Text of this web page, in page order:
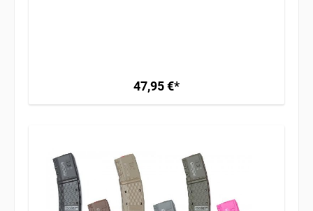
47,95 €*